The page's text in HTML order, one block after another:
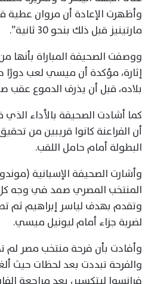
وأظهرت الإعادة أن مروان
مارتينيز قبل ذلك بنحو 30 ثانية”.
ووصفت الصحيفة المباراة بأنها
إثارة، مؤكدة أن ميسي لعب
بلاده، قبل أن يذرف الدموع عقب
كما أشادت الصحيفة بالأداء
أن الفراعنة كانوا قريبين من
البطولة أمام حامل اللقب.
وأشارت الصحيفة الإسبانية
المنتخب المصري صمد في وجه كل
وتقدم بهدف لياسر إبراهيم
لضربة جزاء أمام ليونيل ميسي.
وأفادت بأن فرحة منتخب مصر لم
والفرحة تبددت بعد لحظات حيث